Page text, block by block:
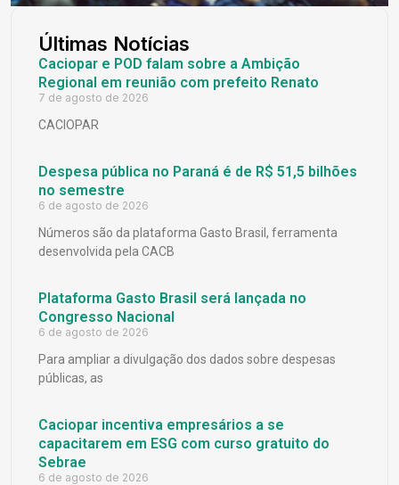
Últimas Notícias
Caciopar e POD falam sobre a Ambição
Regional em reunião com prefeito Renato
7 de agosto de 2026
CACIOPAR
Despesa pública no Paraná é de R$ 51,5 bilhões
no semestre
6 de agosto de 2026
Números são da plataforma Gasto Brasil, ferramenta
desenvolvida pela CACB
Plataforma Gasto Brasil será lançada no
Congresso Nacional
6 de agosto de 2026
Para ampliar a divulgação dos dados sobre despesas
públicas, as
Caciopar incentiva empresários a se
capacitarem em ESG com curso gratuito do
Sebrae
6 de agosto de 2026